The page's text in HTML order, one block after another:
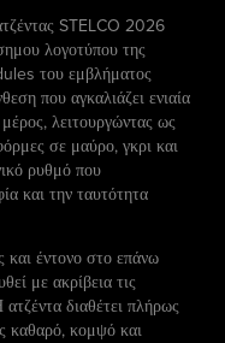
STELCO 2026
λογοτύπου της
του εμβλήματος
που αγκαλιάζει ενιαία
λειτουργώντας ως
σε μαύρο, γκρι και
ρυθμό που
και την ταυτότητα
και έντονο στο επάνω
με ακρίβεια τις
διαθέτει πλήρως
καθαρό, κομψό και